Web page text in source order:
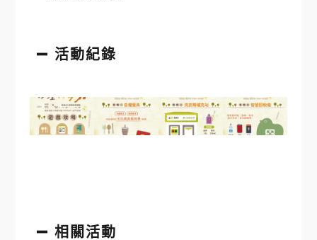
活動紀錄
相關活動